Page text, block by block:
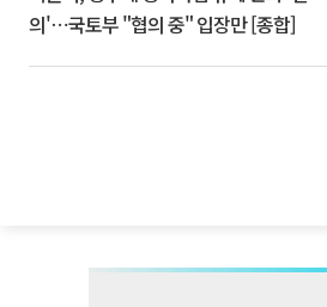
의'⋯국토부 "협의 중" 입장만 [종합]